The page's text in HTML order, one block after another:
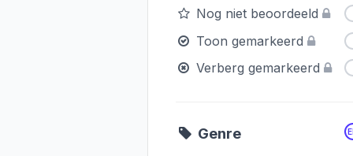
Nog niet beoordeeld
Toon gemarkeerd
Verberg gemarkeerd
Genre